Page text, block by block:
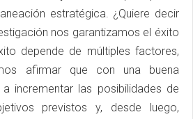
estratégica. ¿Quiere decir
nos garantizamos el éxito
depende de múltiples factores,
afirmar que con una buena
incrementar las posibilidades de
previstos y, desde luego,